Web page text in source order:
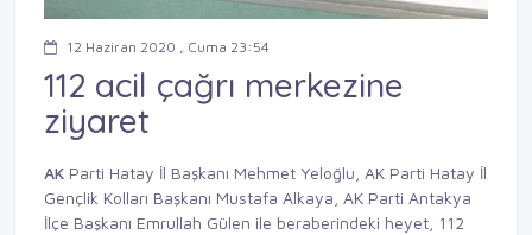
12 Haziran 2020 , Cuma 23:54
112 acil çağrı merkezine
ziyaret
AK Parti Hatay İl Başkanı Mehmet Yeloğlu, AK Parti Hatay İl
Gençlik Kolları Başkanı Mustafa Alkaya, AK Parti Antakya
İlçe Başkanı Emrullah Gülen ile beraberindeki heyet, 112